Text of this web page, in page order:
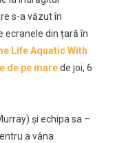
s-a văzut în
ecranele din țară în
Life Aquatic With
de pe marede joi, 6
și echipa sa –
a vâna